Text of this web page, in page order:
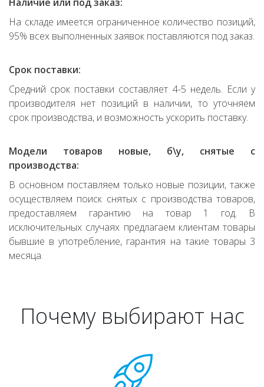
На складе имеется ограниченное количество позиций,
95% всех выполненных заявок поставляются под заказ.
Срок поставки:
Средний срок поставки составляет 4-5 недель. Если у
производителя нет позиций в наличии, то уточняем
срок производства, и возможность ускорить поставку.
Модели товаров новые, б\у, снятые с
производства:
В основном поставляем только новые позиции, также
осуществляем поиск снятых с производства товаров,
предоставляем гарантию на товар 1 год. В
исключительных случаях предлагаем клиентам товары
бывшие в употребление, гарантия на такие товары 3
месяца.
Почему выбирают нас